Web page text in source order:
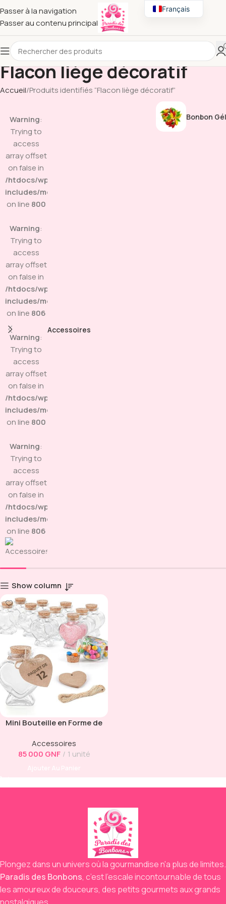
Passer à la navigation
Passer au contenu principal
Flacon liège décoratif
Accueil Produits identifiés “Flacon liège décoratif”
Warning:
Trying to
access
array offset
on false in
/htdocs/wp-
includes/media.php
on line 800
Warning:
Trying to
access
array offset
on false in
/htdocs/wp-
includes/media.php
on line 806
Warning:
Trying to
access
array offset
on false in
/htdocs/wp-
includes/media.php
on line 800
Warning:
Trying to
access
array offset
on false in
/htdocs/wp-
includes/media.php
on line 806
Accessoires
Bonbon
Show column
Mini Bouteille en Forme de
Accessoires
85 000 GNF 1 unité
Plongez dans un univers où la gourmandise n'a plus de limites.
Paradis des Bonbons, c’est l’escale incontournable de tous
les amoureux de douceurs, des petits gourmets aux grands
Français